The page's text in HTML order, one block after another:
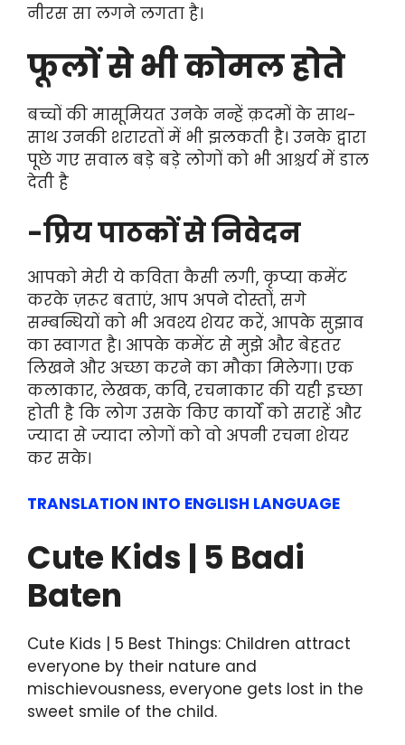
नीरस सा लगने लगता है।
फूलों से भी कोमल होते
बच्चों की मासूमियत उनके नन्हें क़दमों के साथ-
साथ उनकी शरारतों में भी झलकती है। उनके द्वारा
पूछे गए सवाल बड़े बड़े लोगों को भी आश्चर्य में डाल
देती है
-प्रिय पाठकों से निवेदन
आपको मेरी ये कविता कैसी लगी, कृप्या कमेंट
करके ज़रूर बताएं, आप अपने दोस्तों, सगे
सम्बन्धियों को भी अवश्य शेयर करें, आपके सुझाव
का स्वागत है। आपके कमेंट से मुझे और बेहतर
लिखने और अच्छा करने का मौका मिलेगा। एक
कलाकार, लेखक, कवि, रचनाकार की यही इच्छा
होती है कि लोग उसके किए कार्यों को सराहें और
ज्यादा से ज्यादा लोगों को वो अपनी रचना शेयर
कर सके।
TRANSLATION INTO ENGLISH LANGUAGE
Cute Kids | 5 Badi
Baten
Cute Kids | 5 Best Things: Children attract
everyone by their nature and
mischievousness, everyone gets lost in the
sweet smile of the child.